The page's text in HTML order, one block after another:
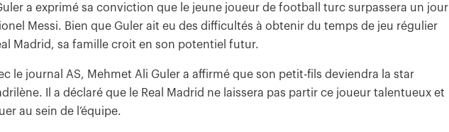
a exprimé sa conviction que le jeune joueur de football turc surpassera un jour
Messi. Bien que Guler ait eu des difficultés à obtenir du temps de jeu régulier
Madrid, sa famille croit en son potentiel futur.
le journal AS, Mehmet Ali Guler a affirmé que son petit-fils deviendra la star
Il a déclaré que le Real Madrid ne laissera pas partir ce joueur talentueux et
au sein de l’équipe.